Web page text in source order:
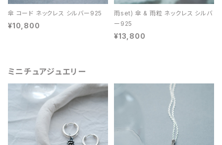
傘 コード ネックレス シルバー925
¥10,800
雨set) 傘 & 雨粒 ネックレス シルバ
ー925
¥13,800
ミニチュアジュエリー